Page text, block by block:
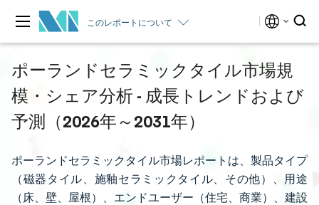
このレポートについて
ポーランドセラミックタイル市場規
模・シェア分析 - 成長トレンドおよび
予測（2026年～2031年）
ポーランドセラミックタイル市場レポートは、製品タイプ
（磁器タイル、施釉セラミックタイル、その他）、用途
（床、壁、屋根）、エンドユーザー（住宅、商業）、建設